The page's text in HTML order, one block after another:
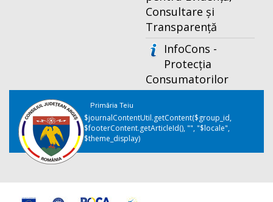
Consultare și
Transparență
InfoCons -
Protecția
Consumatorilor
Primăria Teiu
$journalContentUtil.getContent($group_id,
$footerContent.getArticleId(), "", "$locale",
$theme_display)